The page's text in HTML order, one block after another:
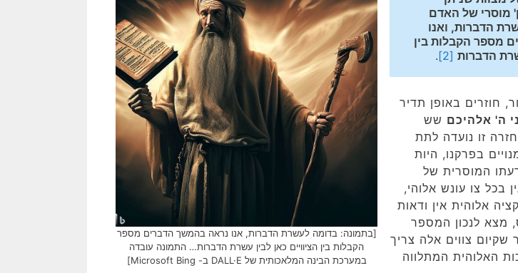
[בתמונה: בדומה לעשרת הדברות, אנו נראה בהמשך הדברים מספר
הקבלות בין הציוויים כאן לבין עשרת הדברות… התמונה עובדה
במערכת הבינה המלאכותית של DALL·E ב- Microsoft Bing]
הדברות [2]
.
חוזרים באופן תדיר
ה' אלהיכם שש
זו נועדה לתת
בפרקנו, היות
המוסרית של
בכל צו עונש אלוהי,
אלוהית אין ודאות
מצא לנכון המספר
שקיום צווים אלה צריך
האלוהית המתלווה